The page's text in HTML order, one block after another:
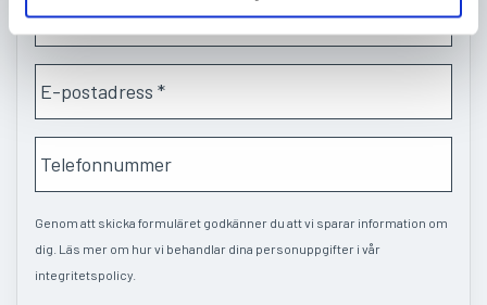
s
a
m
*
-
p
*
e
l
e
f
o
Genom att skicka formuläret godkänner du att vi sparar information om
dig. Läs mer om hur vi behandlar dina personuppgifter i vår
integritetspolicy.